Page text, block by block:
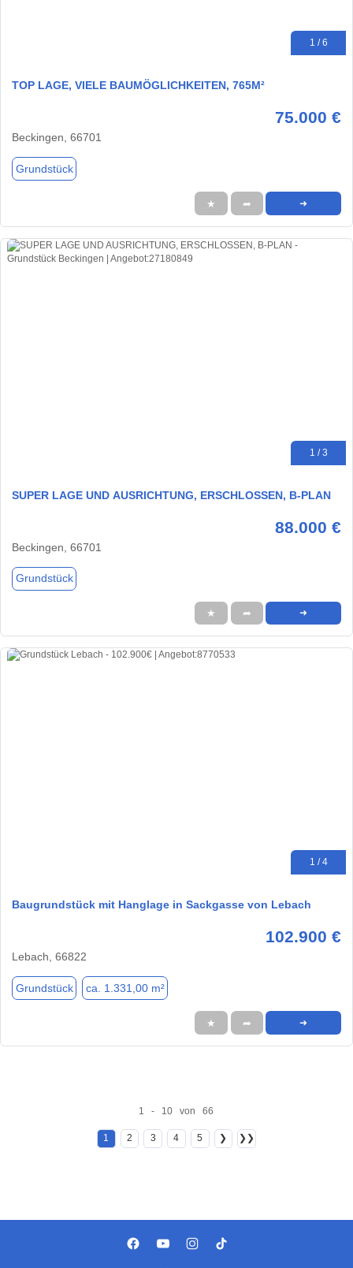
1 / 6
TOP LAGE, VIELE BAUMÖGLICHKEITEN, 765M²
75.000 €
Beckingen, 66701
Grundstück
★ ➦ ➜
1 / 3
SUPER LAGE UND AUSRICHTUNG, ERSCHLOSSEN, B-PLAN
88.000 €
Beckingen, 66701
Grundstück
★ ➦ ➜
1 / 4
Baugrundstück mit Hanglage in Sackgasse von Lebach
102.900 €
Lebach, 66822
Grundstück ca. 1.331,00 m²
★ ➦ ➜
1 - 10 von 66
1 2 3 4 5 ❯ ❯❯